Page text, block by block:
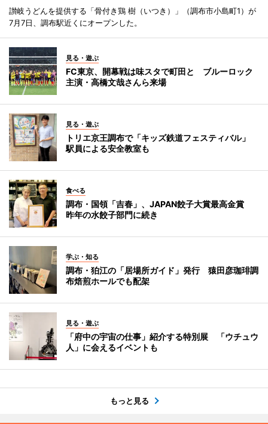
讃岐うどんを提供する「骨付き鶏 樹（いつき）」（調布市小島町1）が
7月7日、調布駅近くにオープンした。
見る・遊ぶ
FC東京、開幕戦は味スタで町田と ブルーロック
主演・高橋文哉さんら来場
見る・遊ぶ
トリエ京王調布で「キッズ鉄道フェスティバル」
駅員による安全教室も
食べる
調布・国領「吉春」、JAPAN餃子大賞最高金賞
昨年の水餃子部門に続き
学ぶ・知る
調布・狛江の「居場所ガイド」発行 猿田彦珈琲調
布焙煎ホールでも配架
見る・遊ぶ
「府中の宇宙の仕事」紹介する特別展 「ウチュウ
人」に会えるイベントも
もっと見る